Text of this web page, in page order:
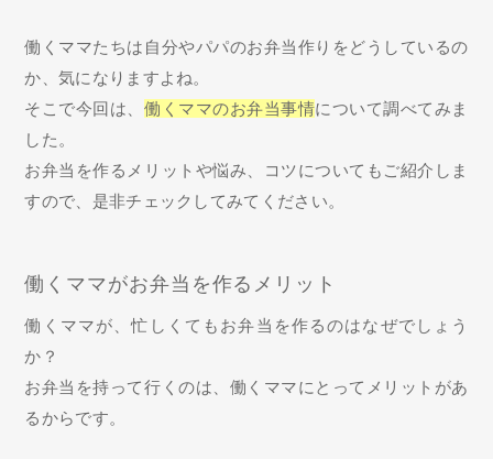
働くママたちは自分やパパのお弁当作りをどうしているの
か、気になりますよね。
そこで今回は、働くママのお弁当事情について調べてみま
した。
お弁当を作るメリットや悩み、コツについてもご紹介しま
すので、是非チェックしてみてください。
働くママがお弁当を作るメリット
働くママが、忙しくてもお弁当を作るのはなぜでしょう
か？
お弁当を持って行くのは、働くママにとってメリットがあ
るからです。